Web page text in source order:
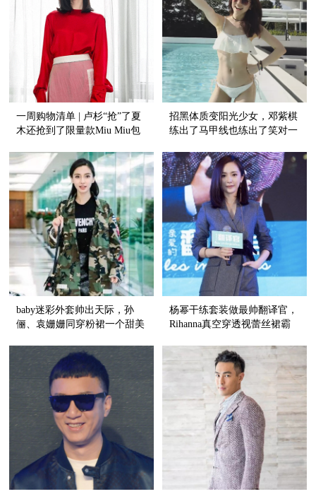
一周购物清单 | 卢杉“抢”了夏
木还抢到了限量款Miu Miu包
招黑体质变阳光少女，邓紫棋
练出了马甲线也练出了笑对一
baby迷彩外套帅出天际，孙
俪、袁姗姗同穿粉裙一个甜美
杨幂干练套装做最帅翻译官，
Rihanna真空穿透视蕾丝裙霸